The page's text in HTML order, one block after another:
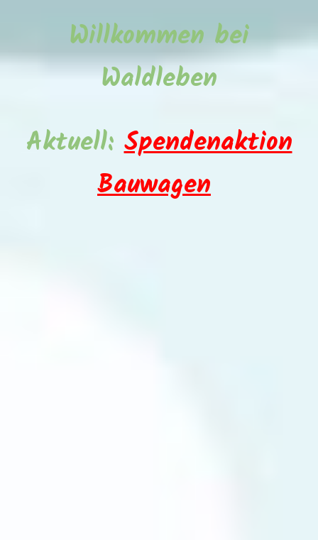
Willkommen bei
Waldleben
Aktuell:Spendenaktion
Bauwagen